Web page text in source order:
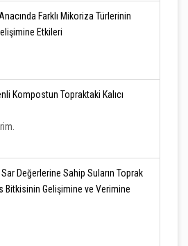
Farklı Mikoriza Türlerinin
Etkileri
Kompostun Topraktaki Kalıcı
Değerlerine Sahip Suların Toprak
Bitkisinin Gelişimine ve Verimine